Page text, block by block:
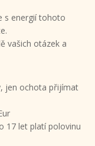
s energií tohoto
vašich otázek a
jen ochota přijímat
17 let platí polovinu